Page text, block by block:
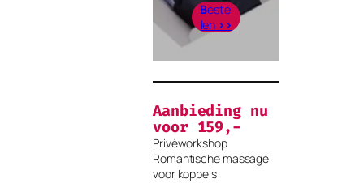
Bestel
len >>
Aanbieding nu
voor 159,-
Privėworkshop
Romantische massage
voor koppels